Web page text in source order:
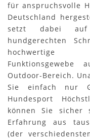
für anspruchsvolle
Deutschland
setzt dabei
hundgerechten
hochwertige
Funktionsgewebe
Outdoor-Bereich.
Sie einfach nur
Hundesport
können Sie
Erfahrung aus
(der